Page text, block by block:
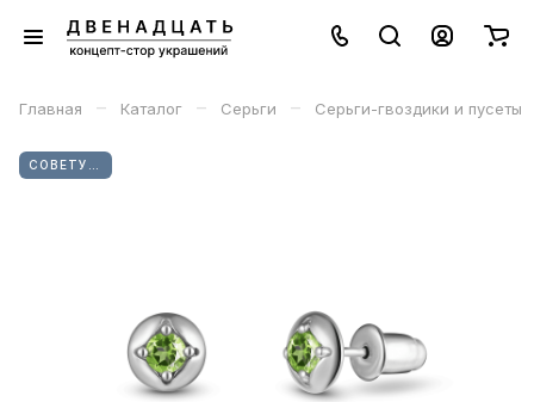
Главная – Каталог – Серьги – Серьги-гвоздики и пусеты